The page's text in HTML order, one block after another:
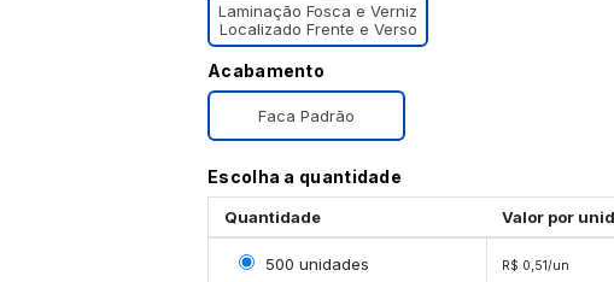
Laminação Fosca e Verniz
Localizado Frente e Verso
Acabamento
Faca Padrão
Escolha a quantidade
Quantidade Valor por
Selecionar 500 unidades
500 unidades R$ 0,51/un